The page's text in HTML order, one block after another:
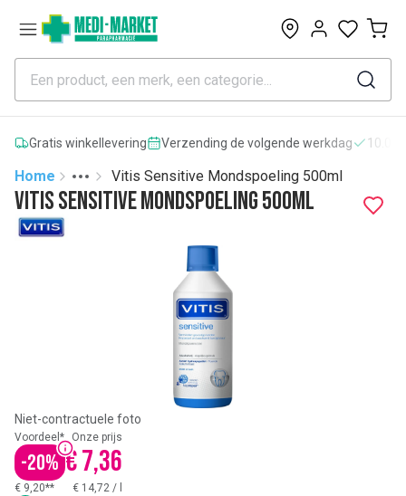
0
Gratis winkellevering Verzending de volgende werkdag
Home
More
Toggle menu
Vitis Sensitive Mondspoeling 500ml
Vitis Sensitive Mondspoeling 500ml
Niet-contractuele foto
Voordeel*
-20%
Onze prijs
€ 7,36
€ 9,20** € 14,72 /